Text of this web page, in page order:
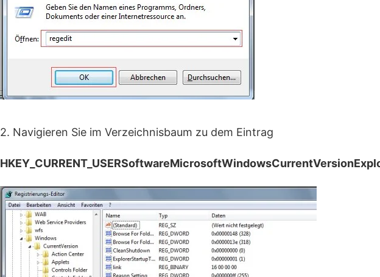
2. Navigieren Sie im Verzeichnisbaum zu dem Eintrag